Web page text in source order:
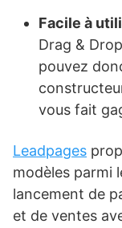
Facile à
Drag &
pouvez
vous fait
Leadpages
modèles parmi
lancement de
et de ventes